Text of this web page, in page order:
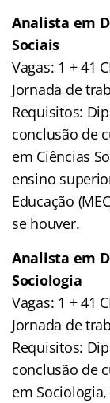
Analista em
Sociais
Vagas: 1 + 41
Jornada de
Requisitos:
conclusão de
em Ciências
ensino
Educação
se houver.
Analista em
Sociologia
Vagas: 1 + 41
Jornada de
Requisitos:
conclusão de
em